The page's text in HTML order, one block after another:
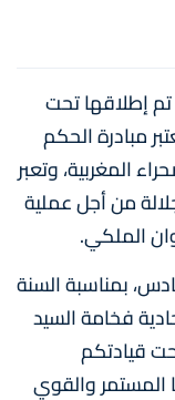
تم إطلاقها تحت
مبادرة الحكم
المغربية، وتعبر
من أجل عملية
الملكي.
بمناسبة السنة
فخامة السيد
قيادتكم
المستمر والقوي